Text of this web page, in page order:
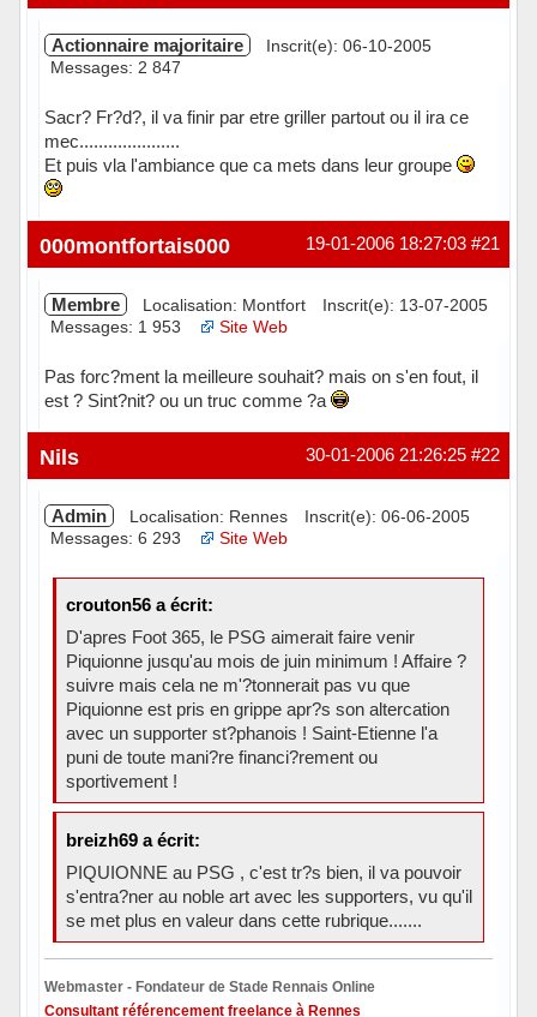
Actionnaire majoritaire
Inscrit(e): 06-10-2005
Messages: 2 847
Sacr? Fr?d?, il va finir par etre griller partout ou il ira ce
mec.....................
Et puis vla l'ambiance que ca mets dans leur groupe
Hors ligne #21
19-01-2006 18:27:03
000montfortais000
Membre Localisation: Montfort
Inscrit(e): 13-07-2005
Messages: 1 953
Site Web
Pas forc?ment la meilleure souhait? mais on s'en fout, il
est ? Sint?nit? ou un truc comme ?a
Hors ligne #22
30-01-2006 21:26:25
Nils
Admin Localisation: Rennes
Inscrit(e): 06-06-2005
Messages: 6 293
Site Web
crouton56 a écrit:
D'apres Foot 365, le PSG aimerait faire venir
Piquionne jusqu'au mois de juin minimum ! Affaire ?
suivre mais cela ne m'?tonnerait pas vu que
Piquionne est pris en grippe apr?s son altercation
avec un supporter st?phanois ! Saint-Etienne l'a
puni de toute mani?re financi?rement ou
sportivement !
breizh69 a écrit:
PIQUIONNE au PSG , c'est tr?s bien, il va pouvoir
s'entra?ner au noble art avec les supporters, vu qu'il
se met plus en valeur dans cette rubrique.......
Webmaster - Fondateur de Stade Rennais Online
Consultant référencement freelance à Rennes